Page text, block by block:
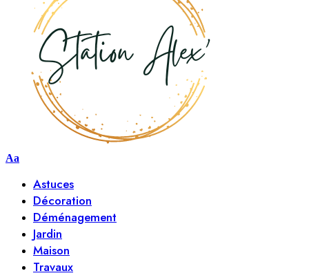
Aa
Astuces
Décoration
Déménagement
Jardin
Maison
Travaux